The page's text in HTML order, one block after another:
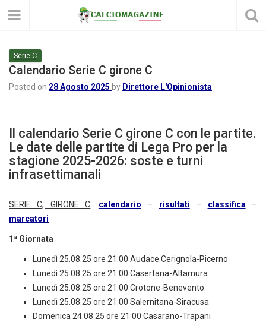
Serie C
Calendario Serie C girone C
Posted on 28 Agosto 2025 by Direttore L'Opinionista
Il calendario Serie C girone C con le partite.
Le date delle partite di Lega Pro per la
stagione 2025-2026: soste e turni
infrasettimanali
SERIE C, GIRONE C: calendario – risultati – classifica –
marcatori
1ª Giornata
Lunedì 25.08.25 ore 21:00 Audace Cerignola-Picerno
Lunedì 25.08.25 ore 21:00 Casertana-Altamura
Lunedì 25.08.25 ore 21:00 Crotone-Benevento
Lunedì 25.08.25 ore 21:00 Salernitana-Siracusa
Domenica 24.08.25 ore 21:00 Casarano-Trapani